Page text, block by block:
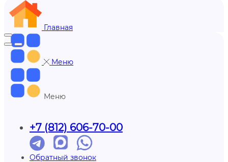
Главная
Меню
Меню
+7 (812) 606-70-00
Обратный звонок